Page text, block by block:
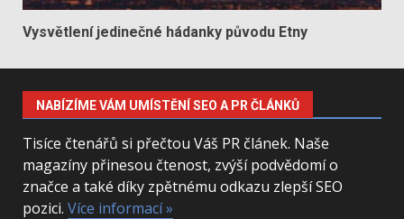
Vysvětlení jedinečné hádanky původu Etny
NABÍZÍME VÁM UMÍSTĚNÍ SEO A PR ČLÁNKŮ
Tisíce čtenářů si přečtou Váš PR článek. Naše
magazíny přinesou čtenost, zvýší podvědomí o
značce a také díky zpětnému odkazu zlepší SEO
pozici. Více informací »